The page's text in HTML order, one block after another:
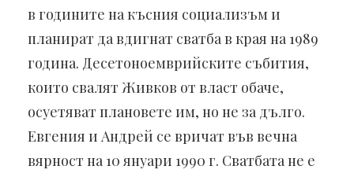
в годините на късния социализъм и
планират да вдигнат сватба в края на 1989
година. Десетоноемврийските събития,
които свалят Живков от власт обаче,
осуетяват плановете им, но не за дълго.
Евгения и Андрей се вричат във вечна
вярност на 10 януари 1990 г. Сватбата не е